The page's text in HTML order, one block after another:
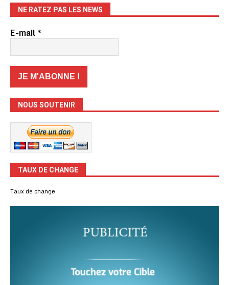
NE RATEZ PAS LES NEWS
E-mail*
NOUS SOUTENIR
TAUX DE CHANGE
Taux de change